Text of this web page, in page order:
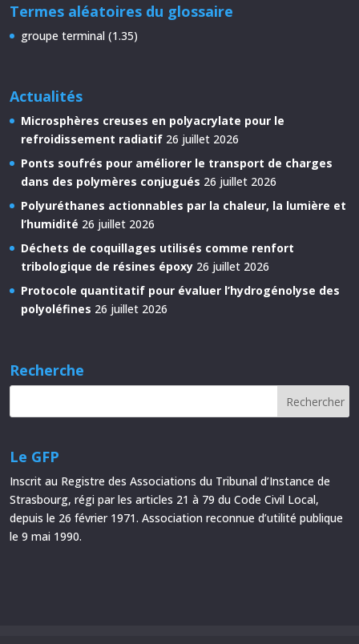
Termes aléatoires du glossaire
groupe terminal (1.35)
Actualités
Microsphères creuses en polyacrylate pour le
refroidissement radiatif 26 juillet 2026
Ponts soufrés pour améliorer le transport de charges
dans des polymères conjugués 26 juillet 2026
Polyuréthanes actionnables par la chaleur, la lumière et
l’humidité 26 juillet 2026
Déchets de coquillages utilisés comme renfort
tribologique de résines époxy 26 juillet 2026
Protocole quantitatif pour évaluer l’hydrogénolyse des
polyoléfines 26 juillet 2026
Recherche
Le GFP
Inscrit au Registre des Associations du Tribunal d’Instance de
Strasbourg, régi par les articles 21 à 79 du Code Civil Local,
depuis le 26 février 1971. Association reconnue d’utilité publique
le 9 mai 1990.